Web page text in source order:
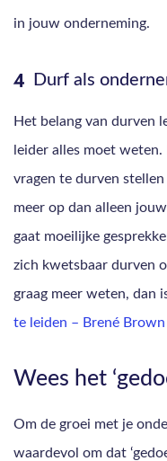
in jouw onderneming.
Durf als
Het belang van durven
leider alles moet
vragen te durven
meer op dan alleen
gaat moeilijke
zich kwetsbaar durven
graag meer weten, dan
te leiden – Brené Brown
Wees het
Om de groei met je
waardevol om dat